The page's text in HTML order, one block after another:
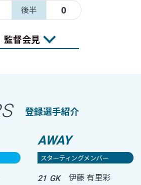
後半 0
監督会見
登録選手紹介
AWAY
スターティングメンバー
21 GK 伊藤 有里彩